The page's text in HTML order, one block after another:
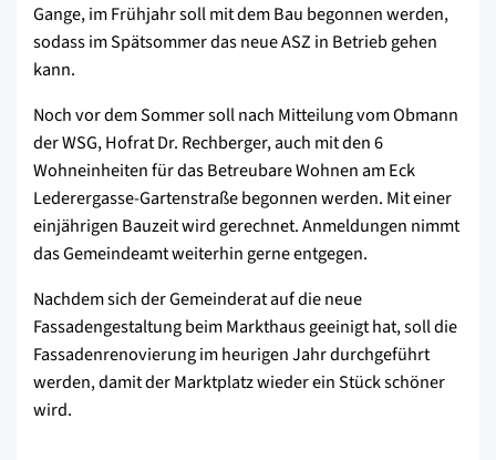
Gange, im Frühjahr soll mit dem Bau begonnen werden,
sodass im Spätsommer das neue ASZ in Betrieb gehen
kann.
Noch vor dem Sommer soll nach Mitteilung vom Obmann
der WSG, Hofrat Dr. Rechberger, auch mit den 6
Wohneinheiten für das Betreubare Wohnen am Eck
Lederergasse-Gartenstraße begonnen werden. Mit einer
einjährigen Bauzeit wird gerechnet. Anmeldungen nimmt
das Gemeindeamt weiterhin gerne entgegen.
Nachdem sich der Gemeinderat auf die neue
Fassadengestaltung beim Markthaus geeinigt hat, soll die
Fassadenrenovierung im heurigen Jahr durchgeführt
werden, damit der Marktplatz wieder ein Stück schöner
wird.